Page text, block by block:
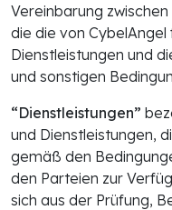
Vereinbarung
die die von
Dienstleistungen und
und sonstigen
“Dienstleistungen”
und Dienstleistungen,
gemäß den
den Parteien zur
sich aus der Prüfung,